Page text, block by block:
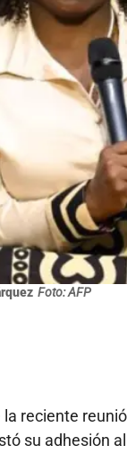
Foto: AFP
reciente
su adhesión